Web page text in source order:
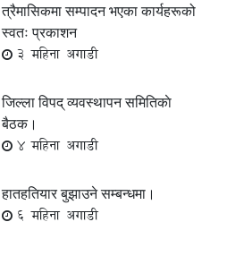
त्रैमासिकमा सम्पादन भएका कार्यहरूको
स्वतः प्रकाशन
3 महिना अगाडी
जिल्ला विपद् व्यवस्थापन समितिकाे
बैठक।
4 महिना अगाडी
हातहतियार बुझाउने सम्बन्धमा।
6 महिना अगाडी